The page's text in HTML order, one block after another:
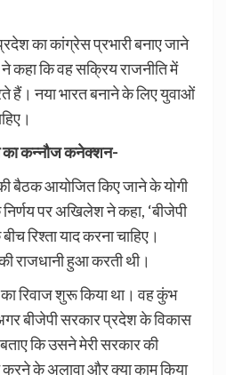
का कांग्रेस प्रभारी बनाए जाने
कहा कि वह सक्रिय राजनीति में
हैं। नया भारत बनाने के लिए युवाओं
कन्नौज कनेक्शन-
बैठक आयोजित किए जाने के योगी
पर अखिलेश ने कहा, ‘बीजेपी
रिश्ता याद करना चाहिए।
राजधानी हुआ करती थी।
का रिवाज शुरू किया था। वह कुंभ
बीजेपी सरकार प्रदेश के विकास
कि उसने मेरी सरकार की
के अलावा और क्या काम किया